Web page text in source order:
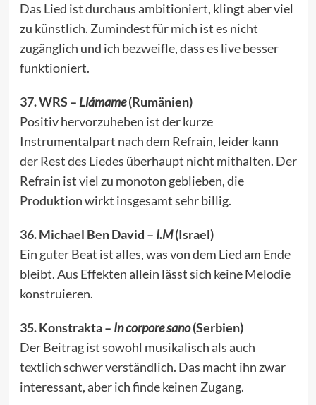
Das Lied ist durchaus ambitioniert, klingt aber viel
zu künstlich. Zumindest für mich ist es nicht
zugänglich und ich bezweifle, dass es live besser
funktioniert.
37. WRS – Llámame(Rumänien)
Positiv hervorzuheben ist der kurze
Instrumentalpart nach dem Refrain, leider kann
der Rest des Liedes überhaupt nicht mithalten. Der
Refrain ist viel zu monoton geblieben, die
Produktion wirkt insgesamt sehr billig.
36. Michael Ben David – I.M(Israel)
Ein guter Beat ist alles, was von dem Lied am Ende
bleibt. Aus Effekten allein lässt sich keine Melodie
konstruieren.
35. Konstrakta – In corpore sano(Serbien)
Der Beitrag ist sowohl musikalisch als auch
textlich schwer verständlich. Das macht ihn zwar
interessant, aber ich finde keinen Zugang.